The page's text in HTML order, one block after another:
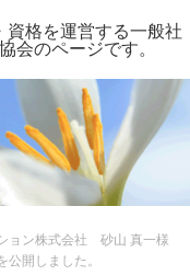
格を運営する一般社
会のページです。
ョン株式会社 砂山 真一様
開しました。